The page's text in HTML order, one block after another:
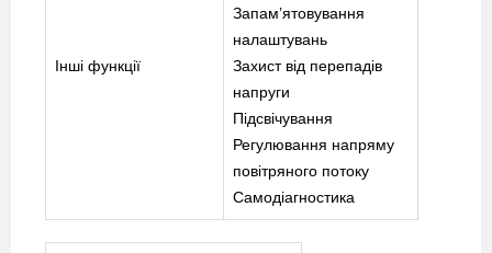
Інші функції
Запам’ятовування
налаштувань
Захист від перепадів
напруги
Підсвічування
Регулювання напряму
повітряного потоку
Самодіагностика
+38-093-147-27-29